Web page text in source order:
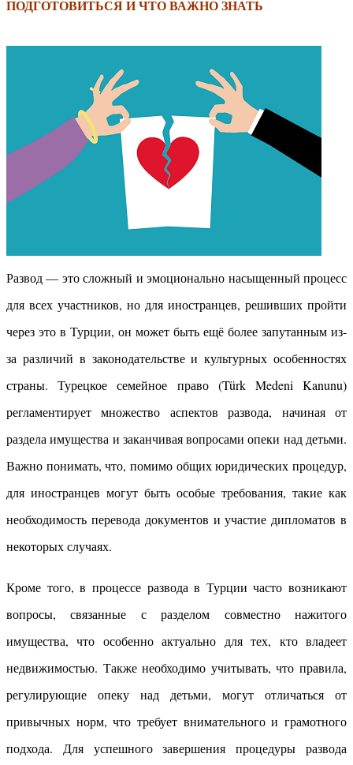
ПОДГОТОВИТЬСЯ И ЧТО ВАЖНО ЗНАТЬ
Развод — это сложный и эмоционально насыщенный процесс
для всех участников, но для иностранцев, решивших пройти
через это в Турции, он может быть ещё более запутанным из-
за различий в законодательстве и культурных особенностях
страны. Турецкое семейное право (Türk Medeni Kanunu)
регламентирует множество аспектов развода, начиная от
раздела имущества и заканчивая вопросами опеки над детьми.
Важно понимать, что, помимо общих юридических процедур,
для иностранцев могут быть особые требования, такие как
необходимость перевода документов и участие дипломатов в
некоторых случаях.
Кроме того, в процессе развода в Турции часто возникают
вопросы, связанные с разделом совместно нажитого
имущества, что особенно актуально для тех, кто владеет
недвижимостью. Также необходимо учитывать, что правила,
регулирующие опеку над детьми, могут отличаться от
привычных норм, что требует внимательного и грамотного
подхода. Для успешного завершения процедуры развода